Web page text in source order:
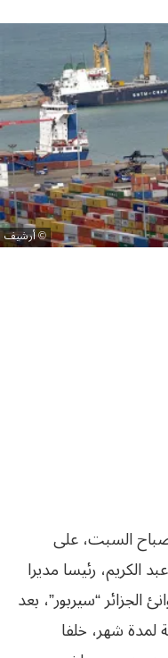
أرشيف
السبت، على
الكريم، رئيسا مديرا
“سيربور”، بعد
لمدة شهر، خلفا